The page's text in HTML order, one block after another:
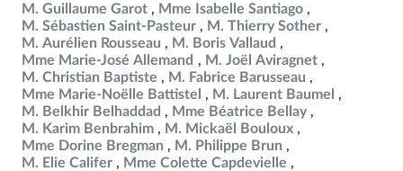
M. Guillaume Garot
Mme Isabelle Santiago
M. Sébastien Saint-Pasteur
M. Thierry Sother
M. Aurélien Rousseau
M. Boris Vallaud
Mme Marie-José Allemand
M. Joël Aviragnet
M. Christian Baptiste
M. Fabrice Barusseau
Mme Marie-Noëlle Battistel
M. Laurent Baumel
M. Belkhir Belhaddad
Mme Béatrice Bellay
M. Karim Benbrahim
M. Mickaël Bouloux
Mme Dorine Bregman
M. Philippe Brun
M. Elie Califer
Mme Colette Capdevielle